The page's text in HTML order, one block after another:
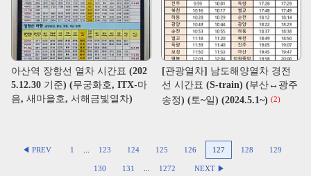
아산역 장항선 열차 시간표 (202
5.12.30 기준) (무궁화호, ITX-마
음, 새마을호, 서해금빛열차)
[관광열차] 남도해양열차 경전
선 시간표 (S-train) (부산↔광주
송정) (토~일) (2024.5.1~) (2)
◀ PREV 1 123 124 125 126 127 128 129
130 131 1272 NEXT ▶